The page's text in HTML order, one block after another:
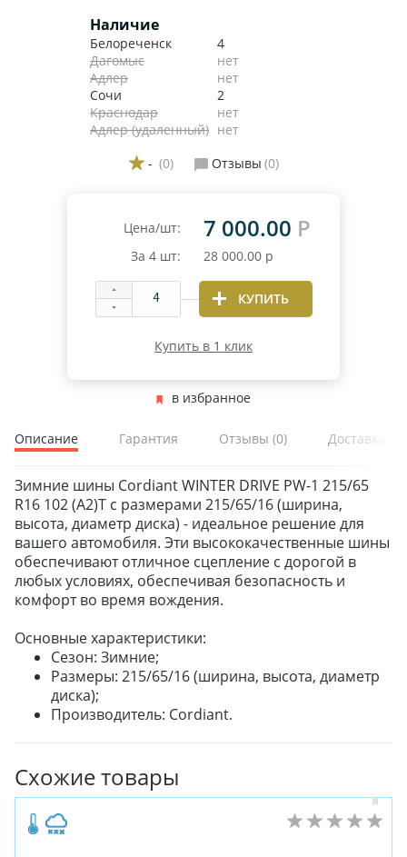
Наличие
Белореченск
4
Дагомыс
нет
Адлер
нет
Сочи
2
Краснодар
нет
Адлер (удаленный) нет
- (0) Отзывы (0)
Цена/шт: 7 000.00 Р
За 4 шт: 28 000.00 р
КУПИТЬ
Купить в 1 клик
в избранное
Описание Гарантия Отзывы (0) Доставка и
Зимние шины Cordiant WINTER DRIVE PW-1 215/65
R16 102 (A2)T с размерами 215/65/16 (ширина,
высота, диаметр диска) - идеальное решение для
вашего автомобиля. Эти высококачественные шины
обеспечивают отличное сцепление с дорогой в
любых условиях, обеспечивая безопасность и
комфорт во время вождения.
Основные характеристики:
Сезон: Зимние;
Размеры: 215/65/16 (ширина, высота, диаметр
диска);
Производитель: Cordiant.
Схожие товары